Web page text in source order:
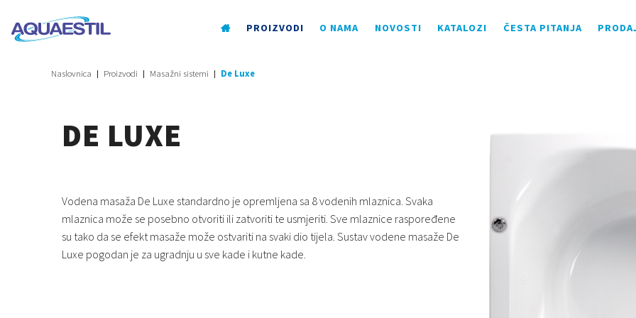
PROIZVODI O NAMA NOVOSTI KATALOZI ČESTA PITANJA
Naslovnica Proizvodi Masažni sistemi De Luxe
DE LUXE
Vodena masaža De Luxe standardno je opremljena sa 8 vodenih mlaznica. Svaka
mlaznica može se posebno otvoriti ili zatvoriti te usmjeriti. Sve mlaznice raspoređene
su tako da se efekt masaže može ostvariti na svaki dio tijela. Sustav vodene masaže De
Luxe pogodan je za ugradnju u sve kade i kutne kade.